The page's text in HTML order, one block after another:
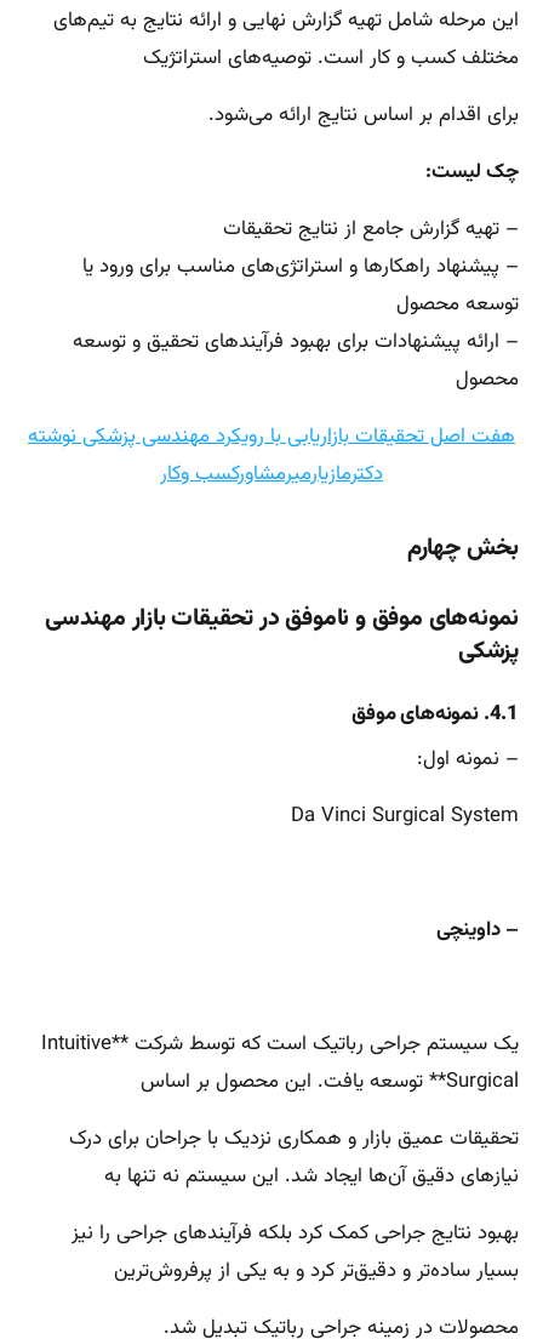
این مرحله شامل تهیه گزارش نهایی و ارائه نتایج به تیم‌های
مختلف کسب و کار است. توصیه‌های استراتژیک
برای اقدام بر اساس نتایج ارائه می‌شود.
چک لیست:
– تهیه گزارش جامع از نتایج تحقیقات
– پیشنهاد راهکارها و استراتژی‌های مناسب برای ورود یا
توسعه محصول
– ارائه پیشنهادات برای بهبود فرآیندهای تحقیق و توسعه
محصول
هفت اصل تحقیقات بازاریابی با رویکرد مهندسی پزشکی نوشته
دکترمازیارمیرمشاورکسب وکار
بخش چهارم
نمونه‌های موفق و ناموفق در تحقیقات بازار مهندسی
پزشکی
4.1. نمونه‌های موفق
– نمونه اول:
Da Vinci Surgical System
– داوینچی
یک سیستم جراحی رباتیک است که توسط شرکت **Intuitive
Surgical** توسعه یافت. این محصول بر اساس
تحقیقات عمیق بازار و همکاری نزدیک با جراحان برای درک
نیازهای دقیق آن‌ها ایجاد شد. این سیستم نه تنها به
بهبود نتایج جراحی کمک کرد بلکه فرآیندهای جراحی را نیز
بسیار ساده‌تر و دقیق‌تر کرد و به یکی از پرفروش‌ترین
محصولات در زمینه جراحی رباتیک تبدیل شد.